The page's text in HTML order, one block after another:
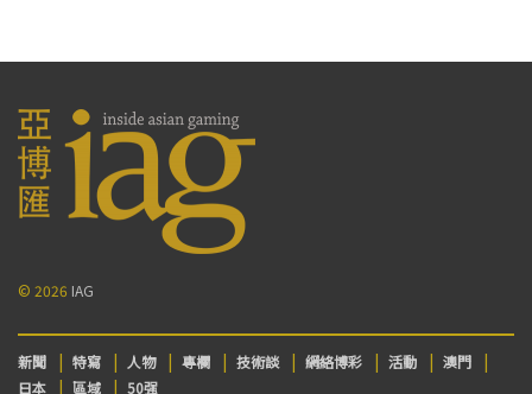
© 2026 IAG
新聞 特寫 人物 專欄 技術談 網絡博彩 活動
澳門
日本
區域 50强